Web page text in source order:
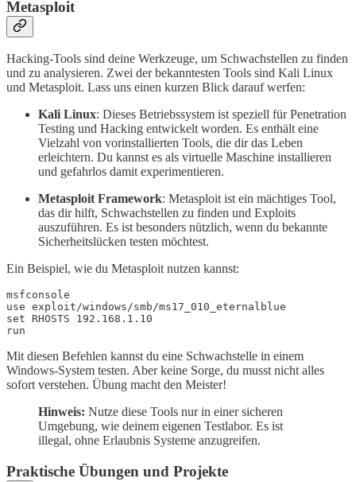
Metasploit
Hacking-Tools sind deine Werkzeuge, um Schwachstellen zu finden
und zu analysieren. Zwei der bekanntesten Tools sind Kali Linux
und Metasploit. Lass uns einen kurzen Blick darauf werfen:
Kali Linux: Dieses Betriebssystem ist speziell für Penetration
Testing und Hacking entwickelt worden. Es enthält eine
Vielzahl von vorinstallierten Tools, die dir das Leben
erleichtern. Du kannst es als virtuelle Maschine installieren
und gefahrlos damit experimentieren.
Metasploit Framework: Metasploit ist ein mächtiges Tool,
das dir hilft, Schwachstellen zu finden und Exploits
auszuführen. Es ist besonders nützlich, wenn du bekannte
Sicherheitslücken testen möchtest.
Ein Beispiel, wie du Metasploit nutzen kannst:
msfconsole
use exploit/windows/smb/ms17_010_eternalblue
set RHOSTS 192.168.1.10
Mit diesen Befehlen kannst du eine Schwachstelle in einem
Windows-System testen. Aber keine Sorge, du musst nicht alles
sofort verstehen. Übung macht den Meister!
Hinweis: Nutze diese Tools nur in einer sicheren
Umgebung, wie deinem eigenen Testlabor. Es ist
illegal, ohne Erlaubnis Systeme anzugreifen.
Praktische Übungen und Projekte